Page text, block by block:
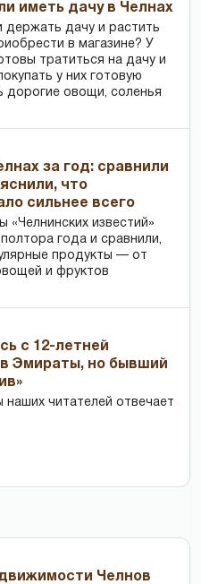
иметь дачу в Челнах
держать дачу и растить
в магазине? У
тратиться на дачу и
у них готовую
дорогие овощи, соленья
за год: сравнили
что
сильнее всего
«Челнинских известий»
года и сравнили,
продукты — от
и фруктов
с 12-летней
Эмираты, но бывший
наших читателей отвечает
Челнов